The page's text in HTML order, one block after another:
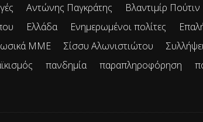
Αντώνης Παγκράτης Βλαντιμίρ Πούτιν
Ελλάδα Ενημερωμένοι πολίτες
ΜΜΕ Σίσσυ Αλωνιστιώτου
πανδημία παραπληροφόρηση